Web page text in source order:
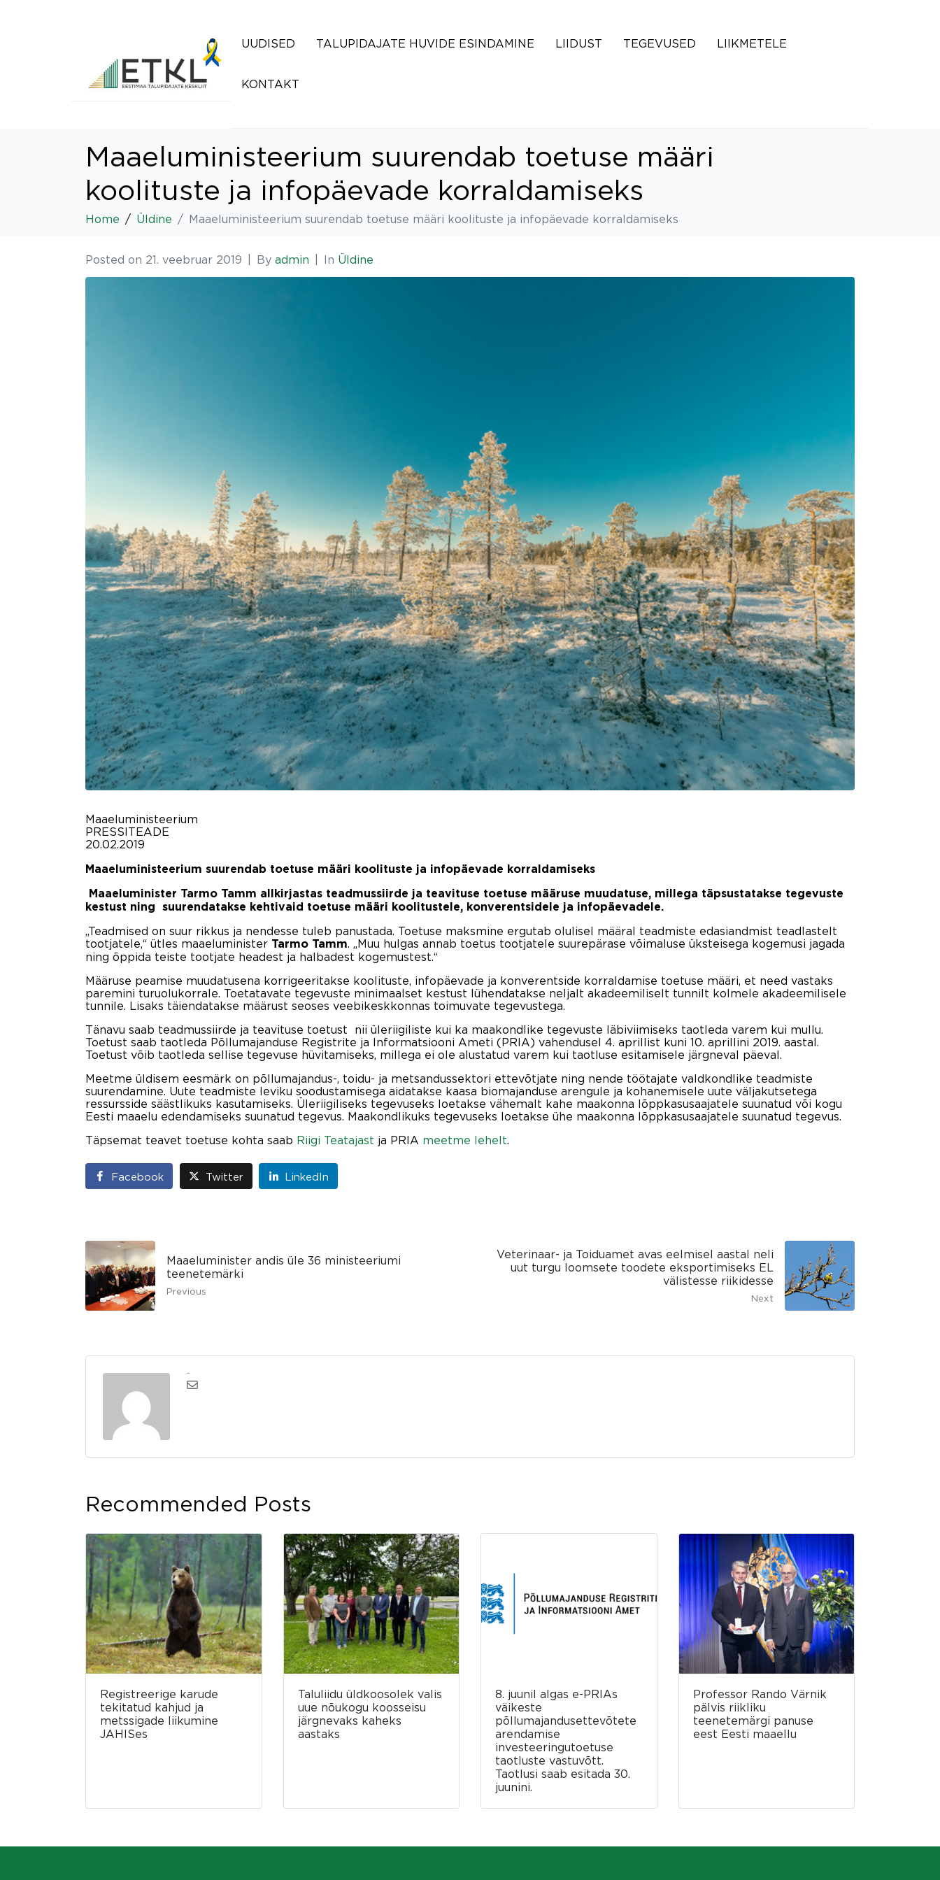
UUDISED TALUPIDAJATE HUVIDE ESINDAMINE LIIDUST TEGEVUSED LIIKMETELE
KONTAKT
Maaeluministeerium suurendab toetuse määri
koolituste ja infopäevade korraldamiseks
Home Üldine Maaeluministeerium suurendab toetuse määri koolituste ja infopäevade korraldamiseks
Posted on 21. veebruar 2019 By admin In Üldine
Maaeluministeerium
PRESSITEADE
20.02.2019
Maaeluministeerium suurendab toetuse määri koolituste ja infopäevade korraldamiseks
Maaeluminister Tarmo Tamm allkirjastas teadmussiirde ja teavituse toetuse määruse muudatuse, millega täpsustatakse tegevuste
kestust ning suurendatakse kehtivaid toetuse määri koolitustele, konverentsidele ja infopäevadele.
„Teadmised on suur rikkus ja nendesse tuleb panustada. Toetuse maksmine ergutab olulisel määral teadmiste edasiandmist teadlastelt
tootjatele,“ ütles maaeluminister Tarmo Tamm. „Muu hulgas annab toetus tootjatele suurepärase võimaluse üksteisega kogemusi jagada
ning õppida teiste tootjate headest ja halbadest kogemustest.“
Määruse peamise muudatusena korrigeeritakse koolituste, infopäevade ja konverentside korraldamise toetuse määri, et need vastaks
paremini turuolukorrale. Toetatavate tegevuste minimaalset kestust lühendatakse neljalt akadeemiliselt tunnilt kolmele akadeemilisele
tunnile. Lisaks täiendatakse määrust seoses veebikeskkonnas toimuvate tegevustega.
Tänavu saab teadmussiirde ja teavituse toetust nii üleriigiliste kui ka maakondlike tegevuste läbiviimiseks taotleda varem kui mullu.
Toetust saab taotleda Põllumajanduse Registrite ja Informatsiooni Ameti (PRIA) vahendusel 4. aprillist kuni 10. aprillini 2019. aastal.
Toetust võib taotleda sellise tegevuse hüvitamiseks, millega ei ole alustatud varem kui taotluse esitamisele järgneval päeval.
Meetme üldisem eesmärk on põllumajandus-, toidu- ja metsandussektori ettevõtjate ning nende töötajate valdkondlike teadmiste
suurendamine. Uute teadmiste leviku soodustamisega aidatakse kaasa biomajanduse arengule ja kohanemisele uute väljakutsetega
ressursside säästlikuks kasutamiseks. Üleriigiliseks tegevuseks loetakse vähemalt kahe maakonna lõppkasusaajatele suunatud või kogu
Eesti maaelu edendamiseks suunatud tegevus. Maakondlikuks tegevuseks loetakse ühe maakonna lõppkasusaajatele suunatud tegevus.
Täpsemat teavet toetuse kohta saab Riigi Teatajast ja PRIA meetme lehelt.
Facebook Twitter LinkedIn
Maaeluminister andis üle 36 ministeeriumi
teenetemärki
Previous
Veterinaar- ja Toiduamet avas eelmisel aastal neli
uut turgu loomsete toodete eksportimiseks EL
välistesse riikidesse
Next
Recommended Posts
Registreerige karude
tekitatud kahjud ja
metssigade liikumine
JAHISes
Taluliidu üldkoosolek valis
uue nõukogu koosseisu
järgnevaks kaheks
aastaks
8. juunil algas e-PRIAs
väikeste
põllumajandusettevõtete
arendamise
investeeringutoetuse
taotluste vastuvõtt.
Taotlusi saab esitada 30.
juunini.
Professor Rando Värnik
pälvis riikliku
teenetemärgi panuse
eest Eesti maaellu